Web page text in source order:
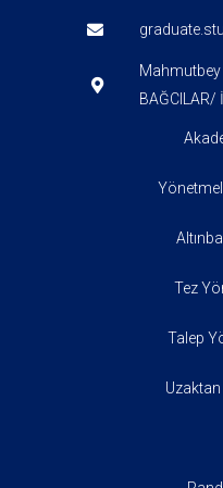
Mahmutbey
BAĞCILAR/
Tez
Talep